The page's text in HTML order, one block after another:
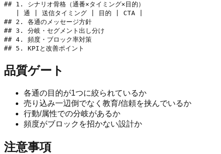
## 1. シナリオ骨格（通番×タイミング×目的）
   | 通 | 送信タイミング | 目的 | CTA |
## 2. 各通のメッセージ方針
## 3. 分岐・セグメント出し分け
## 4. 頻度・ブロック率対策
品質ゲート
各通の目的が1つに絞られているか
売り込み一辺倒でなく教育/信頼を挟んでいるか
行動/属性での分岐があるか
頻度がブロックを招かない設計か
注意事項